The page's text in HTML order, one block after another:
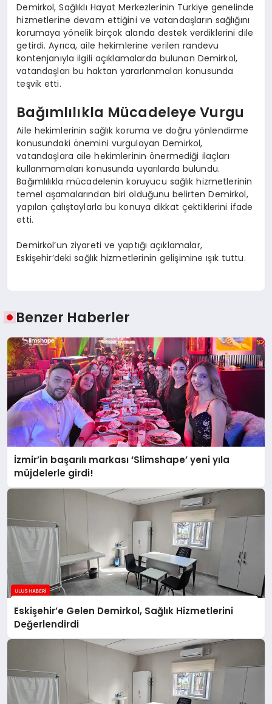
Demirkol, Sağlıklı Hayat Merkezlerinin Türkiye genelinde
hizmetlerine devam ettiğini ve vatandaşların sağlığını
korumaya yönelik birçok alanda destek verdiklerini dile
getirdi. Ayrıca, aile hekimlerine verilen randevu
kontenjanıyla ilgili açıklamalarda bulunan Demirkol,
vatandaşları bu haktan yararlanmaları konusunda
teşvik etti.
Bağımlılıkla Mücadeleye Vurgu
Aile hekimlerinin sağlık koruma ve doğru yönlendirme
konusundaki önemini vurgulayan Demirkol,
vatandaşlara aile hekimlerinin önermediği ilaçları
kullanmamaları konusunda uyarılarda bulundu.
Bağımlılıkla mücadelenin koruyucu sağlık hizmetlerinin
temel aşamalarından biri olduğunu belirten Demirkol,
yapılan çalıştaylarla bu konuya dikkat çektiklerini ifade
etti.
Demirkol’un ziyareti ve yaptığı açıklamalar,
Eskişehir’deki sağlık hizmetlerinin gelişimine ışık tuttu.
Benzer Haberler
İzmir’in başarılı markası ‘Slimshape’ yeni yıla
müjdelerle girdi!
Eskişehir’e Gelen Demirkol, Sağlık Hizmetlerini
Değerlendirdi